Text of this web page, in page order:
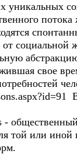
уникальных
социальной
свое
той или